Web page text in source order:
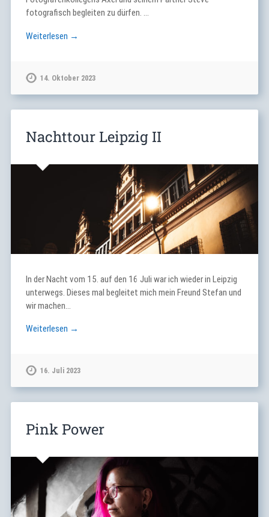
fotografisch begleiten zu dürfen. …
Weiterlesen →
14. Oktober 2023
Nachttour Leipzig II
In der Nacht vom 15. auf den 16 Juli war ich wieder in Leipzig
unterwegs. Dieses mal begleitet mich mein Freund Stefan und
wir machen…
Weiterlesen →
16. Juli 2023
Pink Power